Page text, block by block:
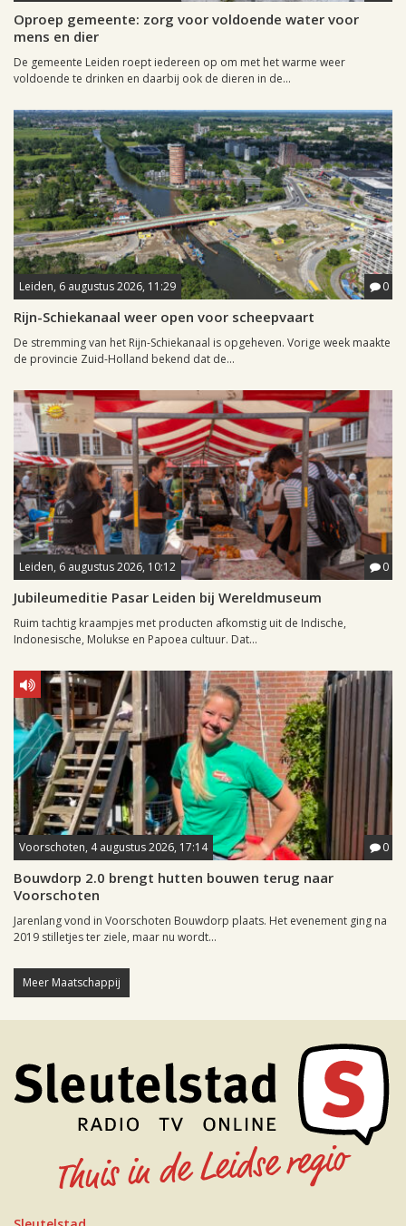
Oproep gemeente: zorg voor voldoende water voor
mens en dier
De gemeente Leiden roept iedereen op om met het warme weer
voldoende te drinken en daarbij ook de dieren in de...
Leiden, 6 augustus 2026, 11:29 0
Rijn-Schiekanaal weer open voor scheepvaart
De stremming van het Rijn-Schiekanaal is opgeheven. Vorige week maakte
de provincie Zuid-Holland bekend dat de...
Leiden, 6 augustus 2026, 10:12 0
Jubileumeditie Pasar Leiden bij Wereldmuseum
Ruim tachtig kraampjes met producten afkomstig uit de Indische,
Indonesische, Molukse en Papoea cultuur. Dat...
Voorschoten, 4 augustus 2026, 17:14 0
Bouwdorp 2.0 brengt hutten bouwen terug naar
Voorschoten
Jarenlang vond in Voorschoten Bouwdorp plaats. Het evenement ging na
2019 stilletjes ter ziele, maar nu wordt...
Meer Maatschappij